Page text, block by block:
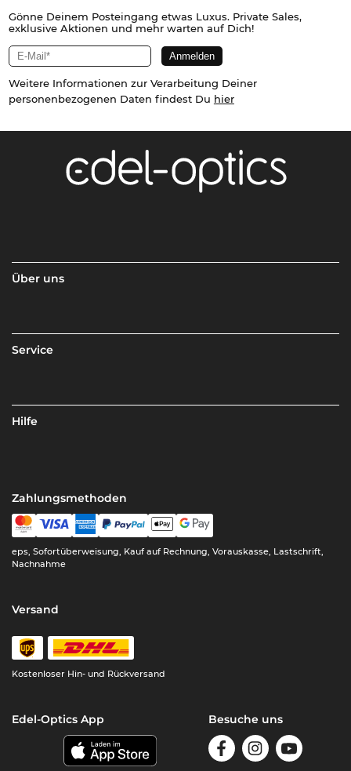
Gönne Deinem Posteingang etwas Luxus. Private Sales,
exklusive Aktionen und mehr warten auf Dich!
Weitere Informationen zur Verarbeitung Deiner
personenbezogenen Daten findest Du hier
Über uns
Service
Hilfe
Zahlungsmethoden
eps, Sofortüberweisung, Kauf auf Rechnung, Vorauskasse, Lastschrift,
Nachnahme
Versand
Kostenloser Hin- und Rückversand
Edel-Optics App Besuche uns